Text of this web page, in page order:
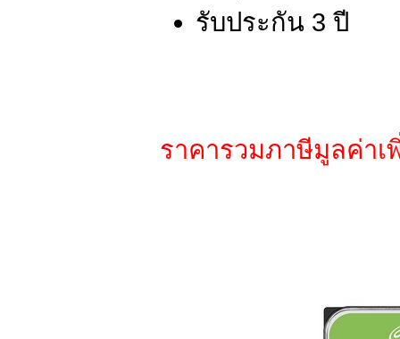
รับประกัน 3 ปี
ราคารวมภาษีมูลค่าเ